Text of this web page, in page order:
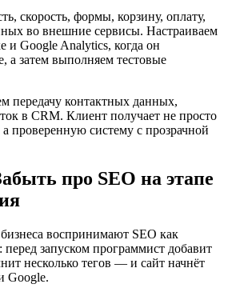
скорость, формы, корзину, оплату,
во внешние сервисы. Настраиваем
и Google Analytics, когда он
а затем выполняем тестовые
передачу контактных данных,
в CRM. Клиент получает не просто
проверенную систему с прозрачной
про SEO на этапе
воспринимают SEO как
запуском программист добавит
несколько тегов — и сайт начнёт
Google.